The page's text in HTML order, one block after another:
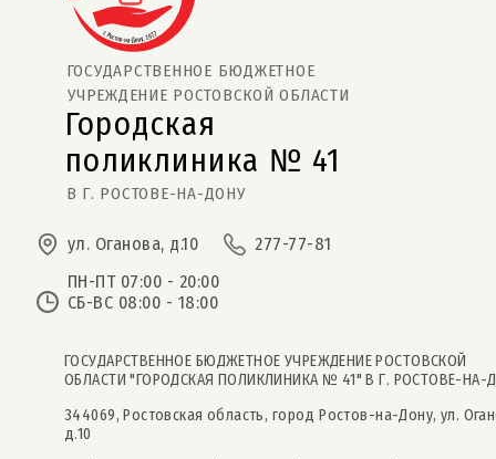
В Г. РОСТОВЕ-НА-ДОНУ
ГОСУДАРСТВЕННОЕ БЮДЖЕТНОЕ
поликлиника № 41
УЧРЕЖДЕНИЕ РОСТОВСКОЙ ОБЛАСТИ
Городская
ул. Оганова, д.10
277-77-81
ПН-ПТ 07:00 - 20:00
СБ-ВС 08:00 - 18:00
ГОСУДАРСТВЕННОЕ БЮДЖЕТНОЕ УЧРЕЖДЕНИЕ РОСТОВСКОЙ
ОБЛАСТИ "ГОРОДСКАЯ ПОЛИКЛИНИКА № 41" В Г. РОСТОВЕ-НА-
344069, Ростовская область, город Ростов-на-Дону, ул.
д.10